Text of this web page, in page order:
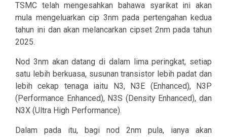
TSMC telah mengesahkan bahawa syarikat ini akan
mula mengeluarkan cip 3nm pada pertengahan kedua
tahun ini dan akan melancarkan cipset 2nm pada tahun
2025.
Nod 3nm akan datang di dalam lima peringkat, setiap
satu lebih berkuasa, susunan transistor lebih padat dan
lebih cekap tenaga iaitu N3, N3E (Enhanced), N3P
(Performance Enhanced), N3S (Density Enhanced), dan
N3X (Ultra High Performance).
Dalam pada itu, bagi nod 2nm pula, ianya akan